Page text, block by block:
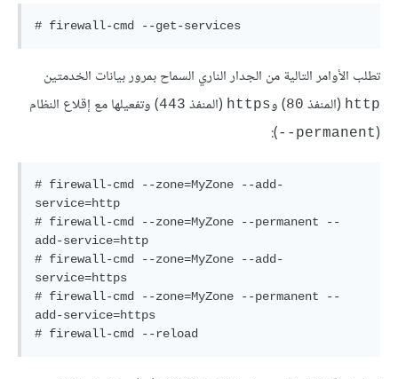
تطلب الأوامر التالية من الجدار الناري السماح بمرور بيانات الخدمتين
http (المنفذ 80) وhttps (المنفذ 443) وتفعيلها مع إقلاع النظام
(
permanent--
):
# firewall-cmd --zone=MyZone --add-
service=http
# firewall-cmd --zone=MyZone --permanent --
add-service=http
# firewall-cmd --zone=MyZone --add-
service=https
# firewall-cmd --zone=MyZone --permanent --
add-service=https
# firewall-cmd --reload